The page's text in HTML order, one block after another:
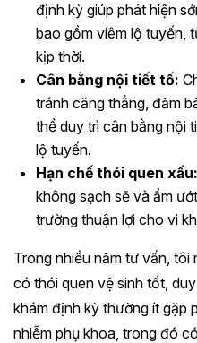
định kỳ giúp phát hiện
bao gồm viêm lộ tuyến,
kịp thời.
Cân bằng nội tiết tố:
tránh căng thẳng, đảm
thể duy trì cân bằng nội
lộ tuyến.
Hạn chế thói quen xấu:
không sạch sẽ và ẩm
trường thuận lợi cho vi
Trong nhiều năm tư vấn,
có thói quen vệ sinh tốt,
khám định kỳ thường ít gặp
nhiễm phụ khoa, trong đó